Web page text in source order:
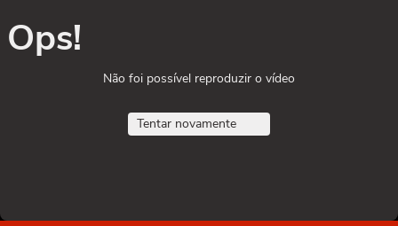
Ops!
Não foi possível reproduzir o vídeo
Tentar novamente